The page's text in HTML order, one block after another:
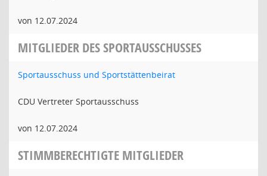
von 12.07.2024
MITGLIEDER DES SPORTAUSSCHUSSES
Sportausschuss und Sportstättenbeirat
CDU Vertreter Sportausschuss
von 12.07.2024
STIMMBERECHTIGTE MITGLIEDER